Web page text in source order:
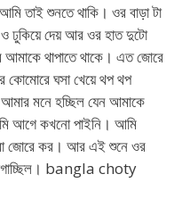
তাই শুনতে থাকি। ওর বাড়া টা
ও ঢুকিয়ে দেয় আর ওর হাত দুটো
আমাকে থাপাতে থাকে। এত জোরে
কোমোরে ঘসা খেয়ে থপ থপ
আমার মনে হচ্ছিল যেন আমাকে
কখনো পাইনি। আমি
জোরে কর। আর এই শুনে ওর
bangla choty